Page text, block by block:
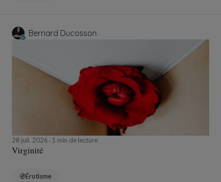
Bernard Ducosson
28 juil. 2026 1 min de lecture
Virginité
Érotisme